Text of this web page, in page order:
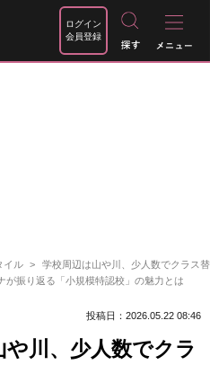
ログイン
会員登録
イル
学校周辺は山や川、少人数でクラス替
が振り返る「小規模特認校」の魅力とは
投稿日：2026.05.22 08:46
や川、少人数でクラ